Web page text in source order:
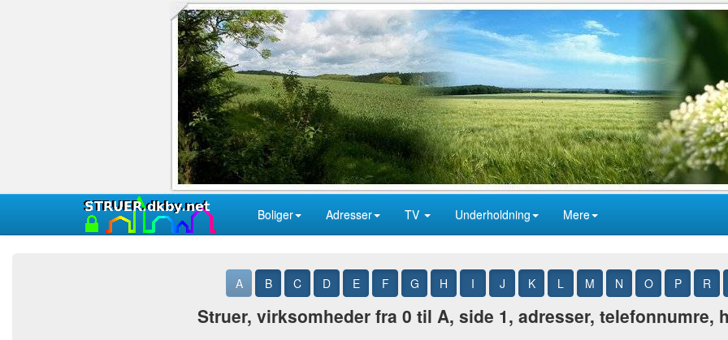
Boliger Adresser TV Underholdning Mere
A B C D E F G H I J K L M N O P R
Struer, virksomheder fra 0 til A, side 1, adresser, telefonnumre,